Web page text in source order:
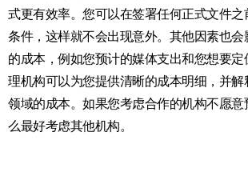
式更有效率。您可以在签署任何正式文件之
条件，这样就不会出现意外。其他因素也会
的成本，例如您预计的媒体支出和您想要
理机构可以为您提供清晰的成本明细，并解
领域的成本。如果您考虑合作的机构不愿意
么最好考虑其他机构。